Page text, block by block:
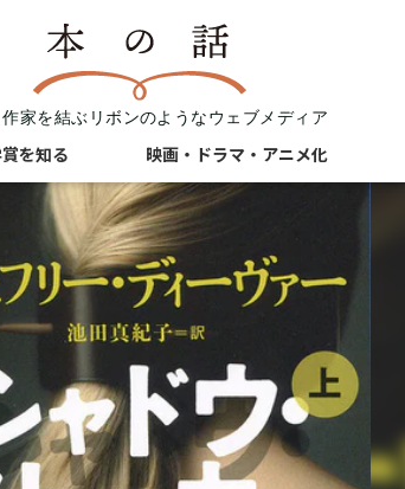
家を結ぶリボンのようなウェブメディア
を知る 映画・ドラマ・アニメ化